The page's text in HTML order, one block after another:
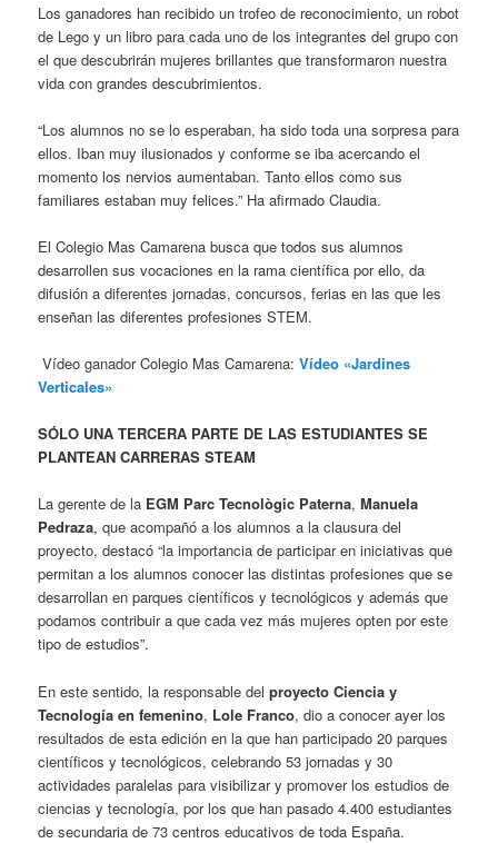
Los ganadores han recibido un trofeo de reconocimiento, un robot
de Lego y un libro para cada uno de los integrantes del grupo con
el que descubrirán mujeres brillantes que transformaron nuestra
vida con grandes descubrimientos.
“Los alumnos no se lo esperaban, ha sido toda una sorpresa para
ellos. Iban muy ilusionados y conforme se iba acercando el
momento los nervios aumentaban. Tanto ellos como sus
familiares estaban muy felices.” Ha afirmado Claudia.
El Colegio Mas Camarena busca que todos sus alumnos
desarrollen sus vocaciones en la rama científica por ello, da
difusión a diferentes jornadas, concursos, ferias en las que les
enseñan las diferentes profesiones STEM.
Vídeo ganador Colegio Mas Camarena:Vídeo «Jardines
Verticales»
SÓLO UNA TERCERA PARTE DE LAS ESTUDIANTES SE
PLANTEAN CARRERAS STEAM
La gerente de la EGM Parc Tecnològic Paterna,Manuela
Pedraza, que acompañó a los alumnos a la clausura del
proyecto, destacó “la importancia de participar en iniciativas que
permitan a los alumnos conocer las distintas profesiones que se
desarrollan en parques científicos y tecnológicos y además que
podamos contribuir a que cada vez más mujeres opten por este
tipo de estudios”.
En este sentido, la responsable delproyecto Ciencia y
Tecnología en femenino, Lole Franco, dio a conocer ayer los
resultados de esta edición en la que han participado 20 parques
científicos y tecnológicos, celebrando 53 jornadas y 30
actividades paralelas para visibilizar y promover los estudios de
ciencias y tecnología, por los que han pasado 4.400 estudiantes
de secundaria de 73 centros educativos de toda España.